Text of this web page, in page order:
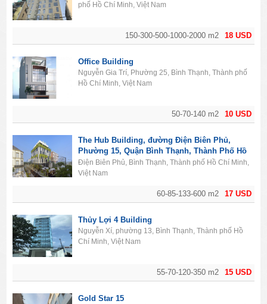
18 USD
150-300-500-1000-2000 m2
phố Hồ Chí Minh, Việt Nam
10 USD
50-70-140 m2
Office Building
Nguyễn Gia Trí, Phường 25, Bình Thạnh, Thành phố
Hồ Chí Minh, Việt Nam
17 USD
60-85-133-600 m2
The Hub Building, đường Điện Biên Phủ,
Phường 15, Quận Bình Thạnh, Thành Phố Hồ
Chí Minh
Điện Biên Phủ, Bình Thạnh, Thành phố Hồ Chí Minh,
Việt Nam
15 USD
55-70-120-350 m2
Thủy Lợi 4 Building
Nguyễn Xí, phường 13, Bình Thạnh, Thành phố Hồ
Chí Minh, Việt Nam
Gold Star 15